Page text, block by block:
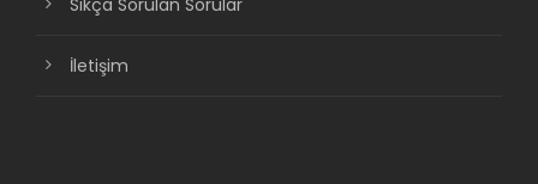
Sıkça Sorulan Sorular
İletişim